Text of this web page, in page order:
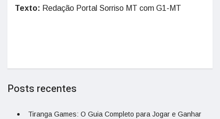
Texto: Redação Portal Sorriso MT com G1-MT
Posts recentes
Tiranga Games: O Guia Completo para Jogar e Ganhar